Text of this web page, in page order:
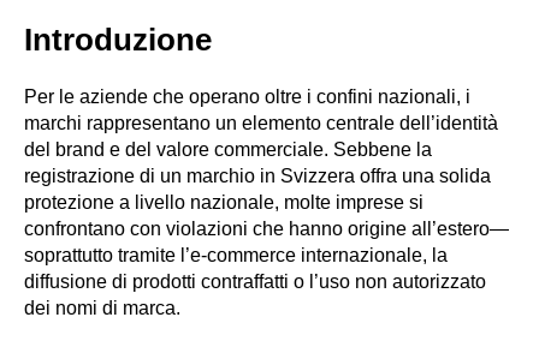
Introduzione
Per le aziende che operano oltre i confini nazionali, i
marchi rappresentano un elemento centrale dell’identità
del brand e del valore commerciale. Sebbene la
registrazione di un marchio in Svizzera offra una solida
protezione a livello nazionale, molte imprese si
confrontano con violazioni che hanno origine all’estero—
soprattutto tramite l’e-commerce internazionale, la
diffusione di prodotti contraffatti o l’uso non autorizzato
dei nomi di marca.